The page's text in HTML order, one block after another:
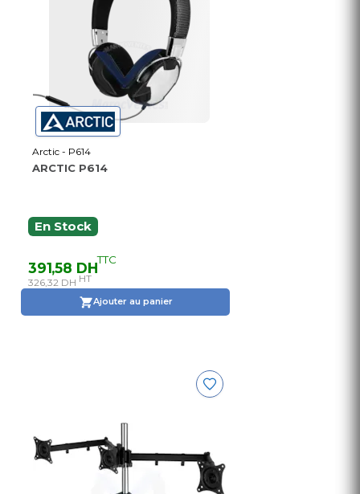
Arctic - P614
ARCTIC P614
En Stock
391,58 DHTTC
326,32 DH HT
Ajouter au panier